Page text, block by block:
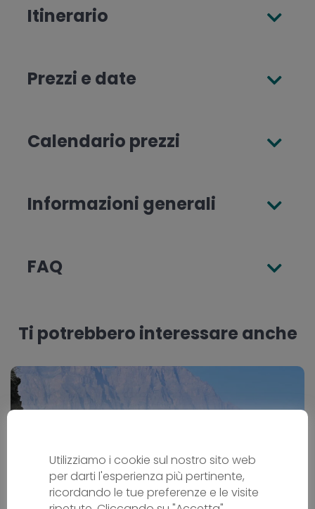
Itinerario
Prezzi e date
Calendario prezzi
Informazioni generali
FAQ
Ti potrebbero interessare anche
Utilizziamo i cookie sul nostro sito web
per darti l'esperienza più pertinente,
ricordando le tue preferenze e le visite